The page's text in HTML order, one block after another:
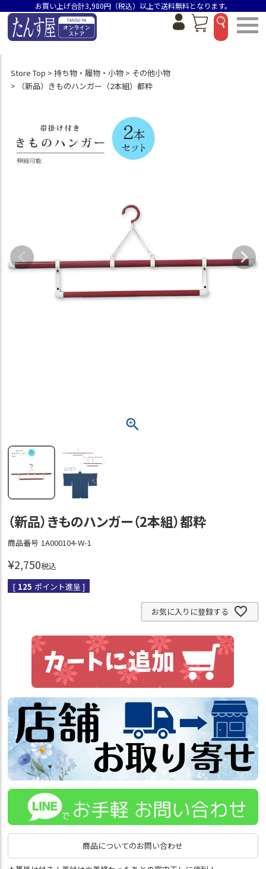
お買い上げ合計3,980円（税込）以上で送料無料となります。
Store Top 持ち物・履物・小物
その他小物
（新品）きものハンガー（2本組）都粋
（新品）きものハンガー（2本組）都粋
商品番号 1A000104-W-1
¥2,750税込
[ 125 ポイント進呈 ]
お気に入りに登録する
商品についてのお問い合わせ